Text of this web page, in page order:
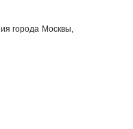
города Москвы,